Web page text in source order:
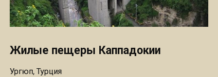
Жилые пещеры Каппадокии
Ургюп, Турция